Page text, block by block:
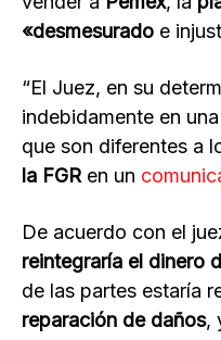
«desmesurado e
“El Juez, en su
indebidamente en una
que son diferentes a
la FGR en un
De acuerdo con el
reintegraría el dinero
de las partes estaría
reparación de daños,